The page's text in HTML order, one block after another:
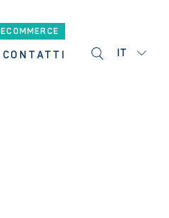
CONTATTI
ECOMMERCE
IT